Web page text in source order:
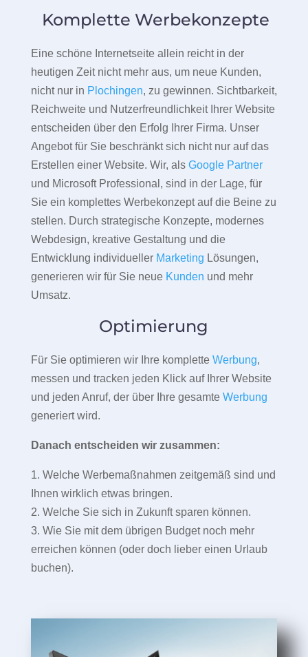
Komplette Werbekonzepte
Eine schöne Internetseite allein reicht in der
heutigen Zeit nicht mehr aus, um neue Kunden,
nicht nur in Plochingen, zu gewinnen. Sichtbarkeit,
Reichweite und Nutzerfreundlichkeit Ihrer Website
entscheiden über den Erfolg Ihrer Firma. Unser
Angebot für Sie beschränkt sich nicht nur auf das
Erstellen einer Website. Wir, als Google Partner
und Microsoft Professional, sind in der Lage, für
Sie ein komplettes Werbekonzept auf die Beine zu
stellen. Durch strategische Konzepte, modernes
Webdesign, kreative Gestaltung und die
Entwicklung individueller Marketing Lösungen,
generieren wir für Sie neue Kunden und mehr
Umsatz.
Optimierung
Für Sie optimieren wir Ihre komplette Werbung,
messen und tracken jeden Klick auf Ihrer Website
und jeden Anruf, der über Ihre gesamte Werbung
generiert wird.
Danach entscheiden wir zusammen:
1. Welche Werbemaßnahmen zeitgemäß sind und
Ihnen wirklich etwas bringen.
2. Welche Sie sich in Zukunft sparen können.
3. Wie Sie mit dem übrigen Budget noch mehr
erreichen können (oder doch lieber einen Urlaub
buchen).